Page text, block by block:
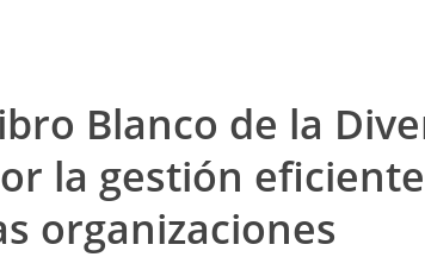
Blanco de la
la gestión
organizaciones